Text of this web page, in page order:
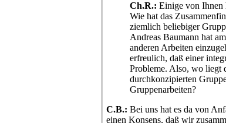
Ch.R.: Einige von Ihnen
Wie hat das
ziemlich beliebiger
Andreas Baumann hat
anderen Arbeiten
erfreulich, daß einer
Probleme. Also, wo liegt
durchkonzipierten
Gruppenarbeiten?
C.B.: Bei uns hat es da von
einen Konsens, daß wir